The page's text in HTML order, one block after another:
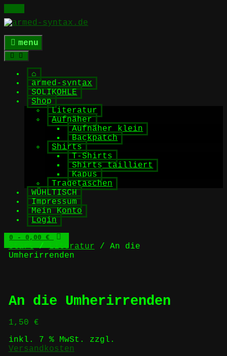
Skip
to
content
menu
⌂
armed-syntax
SOLIKOHLE
Shop
Literatur
Aufnäher
Aufnäher klein
Backpatch
Shirts
T-Shirts
Shirts tailliert
Kapus
Tragetaschen
WÜHLTISCH
Impressum
Mein Konto
Login
0 - 0,00 €
Start/Literatur / An die
Umherirrenden
An die Umherirrenden
1,50 €
inkl. 7 % MwSt.
zzgl.
Versandkosten